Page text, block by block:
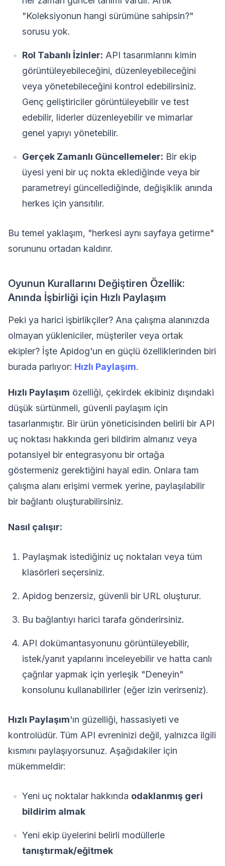
"Koleksiyonun hangi sürümüne sahipsin?"
sorusu yok.
Rol Tabanlı İzinler: API tasarımlarını kimin
görüntüleyebileceğini, düzenleyebileceğini
veya yönetebileceğini kontrol edebilirsiniz.
Genç geliştiriciler görüntüleyebilir ve test
edebilir, liderler düzenleyebilir ve mimarlar
genel yapıyı yönetebilir.
Gerçek Zamanlı Güncellemeler: Bir ekip
üyesi yeni bir uç nokta eklediğinde veya bir
parametreyi güncellediğinde, değişiklik anında
herkes için yansıtılır.
Bu temel yaklaşım, "herkesi aynı sayfaya getirme"
sorununu ortadan kaldırır.
Oyunun Kurallarını Değiştiren Özellik:
Anında İşbirliği için Hızlı Paylaşım
Peki ya harici işbirlikçiler? Ana çalışma alanınızda
olmayan yükleniciler, müşteriler veya ortak
ekipler? İşte Apidog'un en güçlü özelliklerinden biri
burada parlıyor: Hızlı Paylaşım.
Hızlı Paylaşım özelliği, çekirdek ekibiniz dışındaki
düşük sürtünmeli, güvenli paylaşım için
tasarlanmıştır. Bir ürün yöneticisinden belirli bir API
uç noktası hakkında geri bildirim almanız veya
potansiyel bir entegrasyonu bir ortağa
göstermeniz gerektiğini hayal edin. Onlara tam
çalışma alanı erişimi vermek yerine, paylaşılabilir
bir bağlantı oluşturabilirsiniz.
Nasıl çalışır:
Paylaşmak istediğiniz uç noktaları veya tüm
klasörleri seçersiniz.
Apidog benzersiz, güvenli bir URL oluşturur.
Bu bağlantıyı harici tarafa gönderirsiniz.
API dokümantasyonunu görüntüleyebilir,
istek/yanıt yapılarını inceleyebilir ve hatta canlı
çağrılar yapmak için yerleşik "Deneyin"
konsolunu kullanabilirler (eğer izin verirseniz).
Hızlı Paylaşım'ın güzelliği, hassasiyeti ve
kontrolüdür. Tüm API evreninizi değil, yalnızca ilgili
kısmını paylaşıyorsunuz. Aşağıdakiler için
mükemmeldir:
Yeni uç noktalar hakkında odaklanmış geri
bildirim almak
Yeni ekip üyelerini belirli modüllerle
tanıştırmak/eğitmek